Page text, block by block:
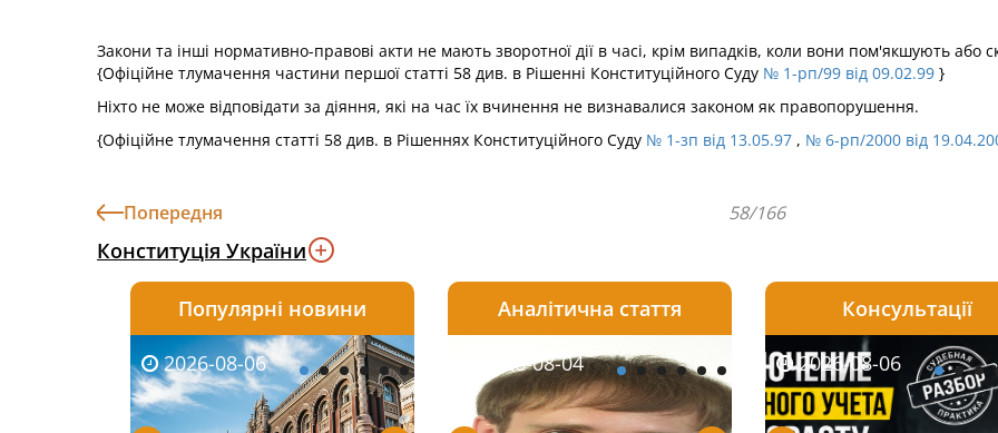
Закони та інші нормативно-правові акти не мають зворотної дії в часі, крім випадків, коли вони пом'якшують або
{Офіційне тлумачення частини першої статті 58 див. в Рішенні Конституційного Суду № 1-рп/99 від 09.02.99 }
Ніхто не може відповідати за діяння, які на час їх вчинення не визнавалися законом як правопорушення.
{Офіційне тлумачення статті 58 див. в Рішеннях Конституційного Суду № 1-зп від 13.05.97 , № 6-рп/2000 від
Попередня 58/166
Конституція України
Популярні новини
2026-08-06 2026-08-06 2026-08-06
Аналітична стаття
2026-08-03 2026-08-04 2026-08-04
Консультації
2026-08-05 2026-08-06
2026-07-30